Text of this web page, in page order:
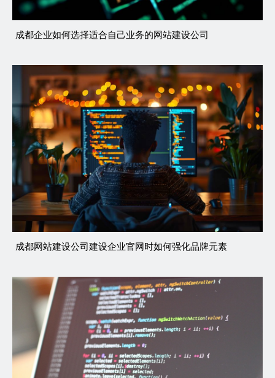
成都企业如何选择适合自己业务的网站建设公司
成都网站建设公司建设企业官网时如何强化品牌元素